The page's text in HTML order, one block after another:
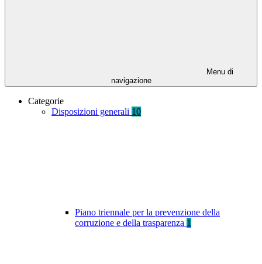
Menu di
navigazione
Categorie
Disposizioni generali 10
Piano triennale per la prevenzione della
corruzione e della trasparenza 1